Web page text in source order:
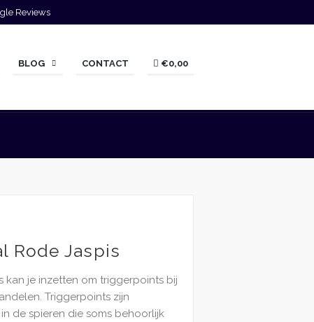
Reviews
BLOG CONTACT €0,00
Rode Jaspis
kan je inzetten om triggerpoints bij
Triggerpoints zijn
de spieren die soms behoorlijk